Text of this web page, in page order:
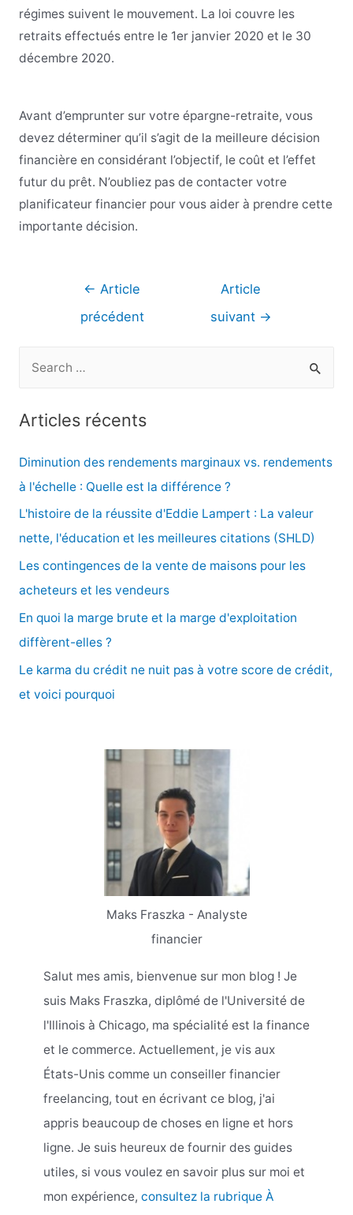
régimes suivent le mouvement. La loi couvre les
retraits effectués entre le 1er janvier 2020 et le 30
décembre 2020.
Avant d’emprunter sur votre épargne-retraite, vous
devez déterminer qu’il s’agit de la meilleure décision
financière en considérant l’objectif, le coût et l’effet
futur du prêt. N’oubliez pas de contacter votre
planificateur financier pour vous aider à prendre cette
importante décision.
Navigation
l’article
← Article
précédent
Article
suivant →
e
r
c
Articles récents
Diminution des rendements marginaux vs. rendements
à l'échelle : Quelle est la différence ?
L'histoire de la réussite d'Eddie Lampert : La valeur
nette, l'éducation et les meilleures citations (SHLD)
Les contingences de la vente de maisons pour les
acheteurs et les vendeurs
En quoi la marge brute et la marge d'exploitation
diffèrent-elles ?
Le karma du crédit ne nuit pas à votre score de crédit,
et voici pourquoi
Maks Fraszka - Analyste
financier
Salut mes amis, bienvenue sur mon blog ! Je
suis Maks Fraszka, diplômé de l'Université de
l'Illinois à Chicago, ma spécialité est la finance
et le commerce. Actuellement, je vis aux
États-Unis comme un conseiller financier
freelancing, tout en écrivant ce blog, j'ai
appris beaucoup de choses en ligne et hors
ligne. Je suis heureux de fournir des guides
utiles, si vous voulez en savoir plus sur moi et
mon expérience, consultez la rubrique À